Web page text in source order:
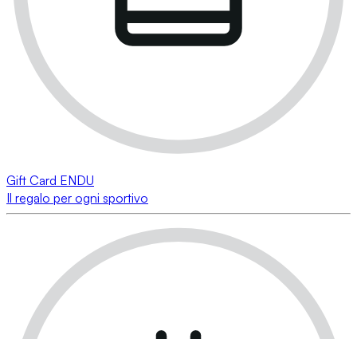
Gift Card ENDU
Il regalo per ogni sportivo